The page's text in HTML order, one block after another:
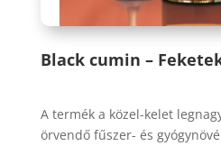
Black cumin –
A termék a közel-kelet
örvendő fűszer- és